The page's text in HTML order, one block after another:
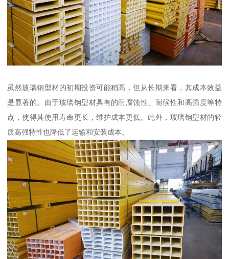
虽然玻璃钢型材的初期投资可能稍高，但从长期来看，其成本效益
是显著的。由于玻璃钢型材具有的耐腐蚀性、耐候性和高强度等特
点，使得其使用寿命更长，维护成本更低。此外，玻璃钢型材的轻
质高强特性也降低了运输和安装成本。